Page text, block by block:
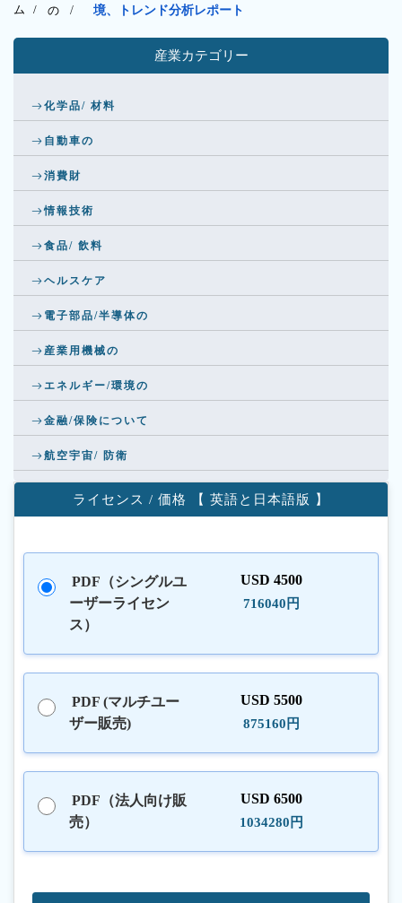
ム /
の /
境、トレンド分析レポート
産業カテゴリー
化学品/ 材料
自動車の
消費財
情報技術
食品/ 飲料
ヘルスケア
電子部品/半導体の
産業用機械の
エネルギー/環境の
金融/保険について
航空宇宙/ 防衛
ライセンス / 価格 【 英語と日本語版 】
PDF（シングルユ
ーザーライセン
ス）
USD 4500
716040円
PDF (マルチユー
ザー販売)
USD 5500
875160円
PDF（法人向け販
売）
USD 6500
1034280円